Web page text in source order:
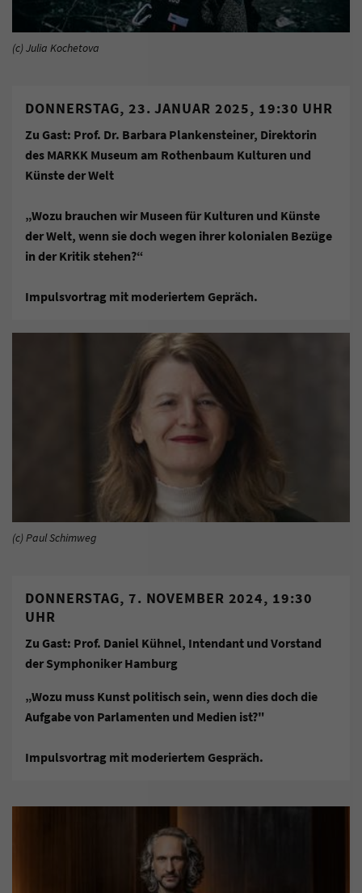
(c) Julia Kochetova
DONNERSTAG, 23. JANUAR 2025, 19:30 UHR
Zu Gast: Prof. Dr. Barbara Plankensteiner, Direktorin
des MARKK Museum am Rothenbaum Kulturen und
Künste der Welt
„Wozu brauchen wir Museen für Kulturen und Künste
der Welt, wenn sie doch wegen ihrer kolonialen Bezüge
in der Kritik stehen?“
Impulsvortrag mit moderiertem Gepräch.
(c) Paul Schimweg
DONNERSTAG, 7. NOVEMBER 2024, 19:30
UHR
Zu Gast: Prof. Daniel Kühnel, Intendant und Vorstand
der Symphoniker Hamburg
„Wozu muss Kunst politisch sein, wenn dies doch die
Aufgabe von Parlamenten und Medien ist?"
Impulsvortrag mit moderiertem Gespräch.